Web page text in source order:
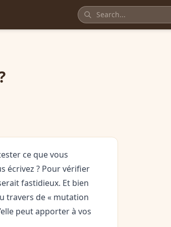
ce que vous
écrivez ? Pour vérifier
fastidieux. Et bien
travers de « mutation
peut apporter à vos